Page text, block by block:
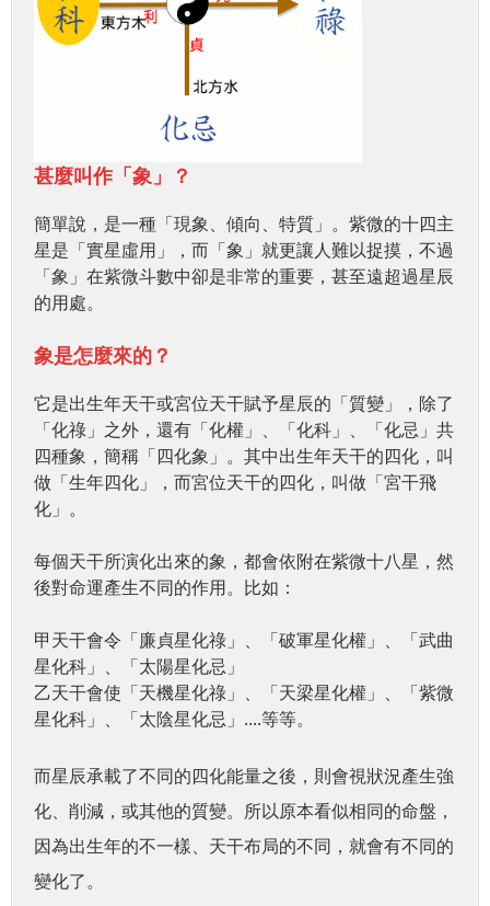
甚麼叫作「象」？
簡單說，是一種「現象、傾向、特質」。紫微的十四主
星是「實星虛用」，而「象」就更讓人難以捉摸，不過
「象」在紫微斗數中卻是非常的重要，甚至遠超過星辰
的用處。
象是怎麼來的？
它是出生年天干或宮位天干賦予星辰的「質變」，除了
「化祿」之外，還有「化權」、「化科」、「化忌」共
四種象，簡稱「四化象」。其中出生年天干的四化，叫
做「生年四化」，而宮位天干的四化，叫做「宮干飛
化」。
每個天干所演化出來的象，都會依附在紫微十八星，然
後對命運產生不同的作用。比如：
甲天干會令「廉貞星化祿」、「破軍星化權」、「武曲
星化科」、「太陽星化忌」
乙天干會使「天機星化祿」、「天梁星化權」、「紫微
星化科」、「太陰星化忌」....等等。
而星辰承載了不同的四化能量之後，則會視狀況產生強
化、削減，或其他的質變。所以原本看似相同的命盤，
因為出生年的不一樣、天干布局的不同，就會有不同的
變化了。